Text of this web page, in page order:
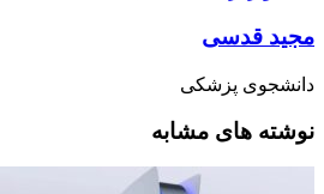
مجید قدسی
دانشجوی پزشکی
نوشته های مشابه